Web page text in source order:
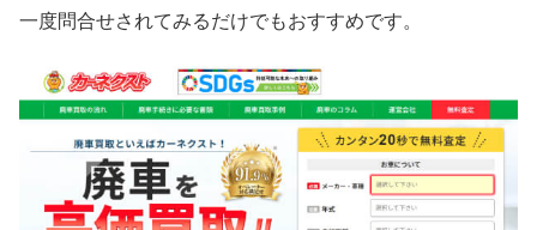
一度問合せされてみるだけでもおすすめです。